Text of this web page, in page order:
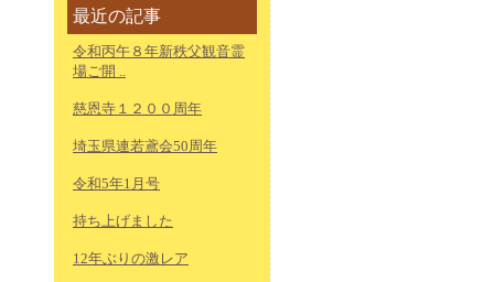
最近の記事
令和丙午８年新秩父観音霊
場ご開 ..
慈恩寺１２００周年
埼玉県連若鳶会50周年
令和5年1月号
持ち上げました
12年ぶりの激レア